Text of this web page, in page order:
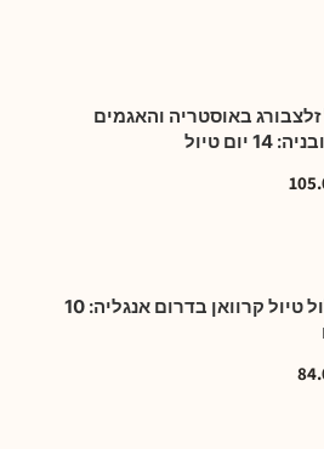
באוסטריה והאגמים
יום טיול
מסלול טיול קרוואן בדרום אנגליה: 10